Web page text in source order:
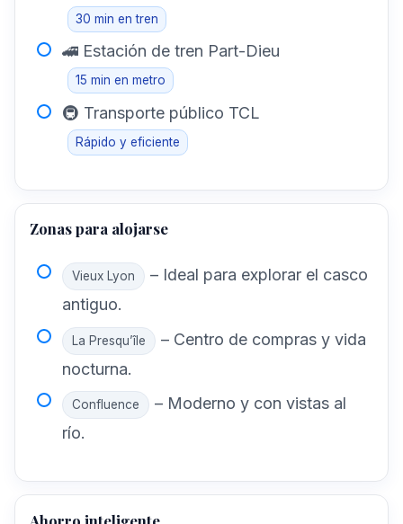
30 min en tren
🚄 Estación de tren Part-Dieu
15 min en metro
🚇 Transporte público TCL
Rápido y eficiente
Zonas para alojarse
Vieux Lyon
– Ideal para explorar el casco
antiguo.
La Presqu’île
– Centro de compras y vida
nocturna.
Confluence
– Moderno y con vistas al
río.